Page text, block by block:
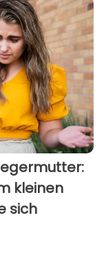
kleinen
sich